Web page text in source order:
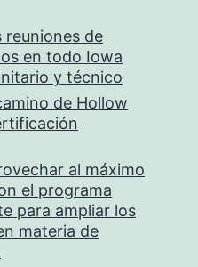
reuniones de
en todo Iowa
y técnico
de Hollow
al máximo
el programa
para ampliar los
materia de